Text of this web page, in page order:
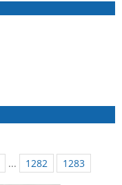
... 1282 1283